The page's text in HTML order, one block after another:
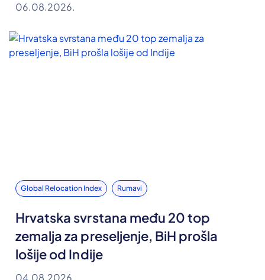
06.08.2026.
Global Relocation Index Rumavi
Hrvatska svrstana među 20 top
zemalja za preseljenje, BiH prošla
lošije od Indije
04.08.2026.